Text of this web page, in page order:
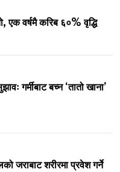
एक वर्षमै करिब ६०% वृद्धि
गर्मीबाट बच्न ‘तातो खाना’
जराबाट शरीरमा प्रवेश गर्ने